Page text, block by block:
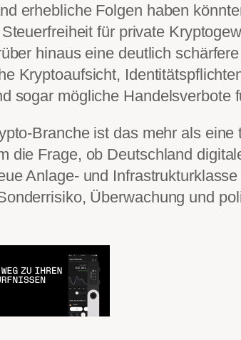
erhebliche Folgen haben
für private
hinaus eine deutlich
Kryptoaufsicht,
sogar mögliche Handelsverbote
Branche ist das mehr als
die Frage, ob Deutschland
Anlage- und
Überwachung und